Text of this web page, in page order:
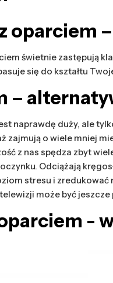
oparciem
świetnie zastępują
się do kształtu
–
naprawdę duży, ale
zajmują o wiele mniej
z nas spędza zbyt
Odciążają
stresu i
może być
-